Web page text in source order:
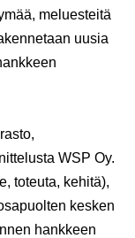
meluesteitä
uusia
WSP Oy.
toteuta, kehitä),
kesken
hankkeen